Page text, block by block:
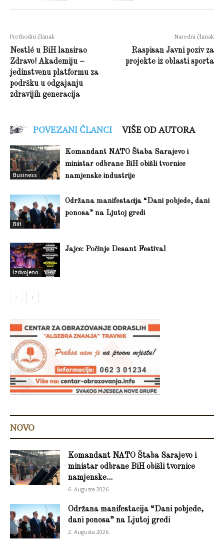
Prethodni članak
Nestlé u BiH lansirao
Zdravo! Akademiju –
jedinstvenu platformu za
podršku u odgajanju
zdravijih generacija
Naredni članak
Raspisan Javni poziv za
projekte iz oblasti sporta
POVEZANI ČLANCI VIŠE OD AUTORA
Business
Komandant NATO Štaba Sarajevo i
ministar odbrane BiH obišli tvornice
namjenske industrije
BiH
Održana manifestacija “Dani pobjede, dani
ponosa” na Ljutoj gredi
Izdvojeno
Jajce: Počinje Desant Festival
NOVO
Komandant NATO Štaba Sarajevo i
ministar odbrane BiH obišli tvornice
namjenske...
6. Augusta 2026.
Održana manifestacija “Dani pobjede,
dani ponosa” na Ljutoj gredi
2. Augusta 2026.